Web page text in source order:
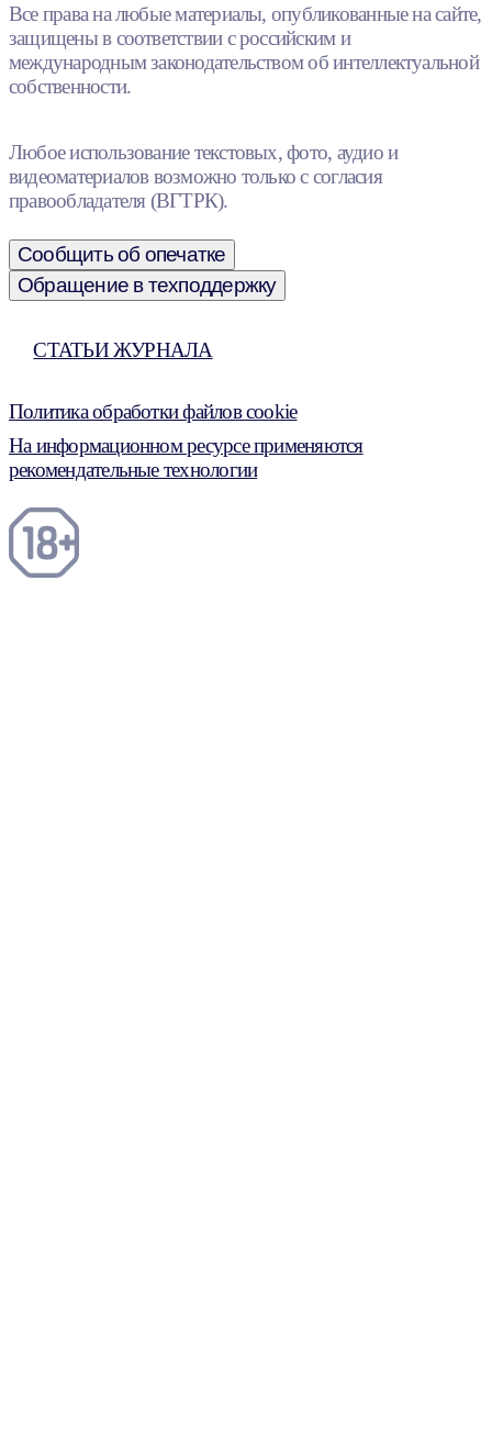
Все права на любые материалы, опубликованные на сайте,
защищены в соответствии с российским и
международным законодательством об интеллектуальной
собственности.
Любое использование текстовых, фото, аудио и
видеоматериалов возможно только с согласия
правообладателя (ВГТРК).
Сообщить об опечатке
Обращение в техподдержку
СТАТЬИ ЖУРНАЛА
Политика обработки файлов cookie
На информационном ресурсе применяются
рекомендательные технологии